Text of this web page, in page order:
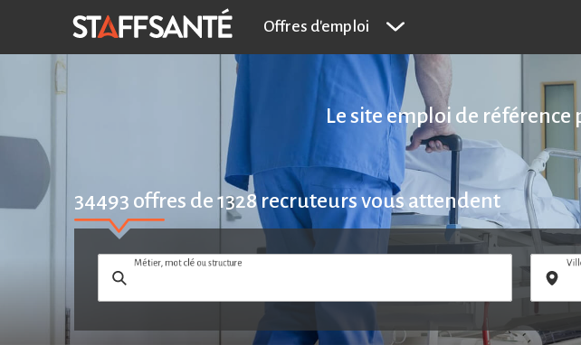
Offres d'emploi
Le site emploi de
34493 offres de1328recruteurs vous attendent
Métier, mot clé ou structure